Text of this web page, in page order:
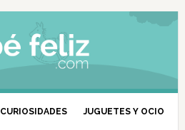
CURIOSIDADES JUGUETES Y OCIO